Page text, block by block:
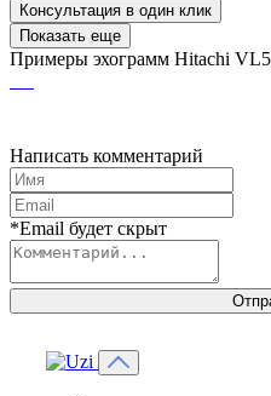
Консультация в один клик
Показать еще
Примеры эхограмм Hitachi
Написать комментарий
*Email будет скрыт